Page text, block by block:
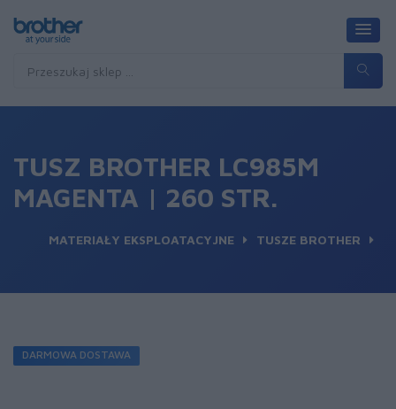
TUSZ BROTHER LC985M
MAGENTA | 260 STR.
MATERIAŁY EKSPLOATACYJNE TUSZE BROTHER
DARMOWA DOSTAWA